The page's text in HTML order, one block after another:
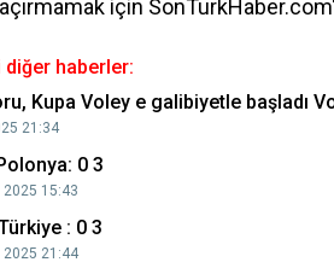
için
diğer haberler:
Kupa Voley e galibiyetle başladı
21:34
0 3
15:43
: 0 3
2025 21:44